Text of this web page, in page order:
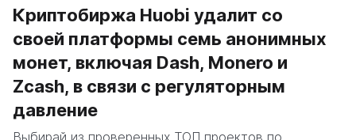
Криптобиржа Huobi удалит со
своей платформы семь анонимных
монет, включая Dash, Monero и
Zcash, в связи с регуляторным
давление
Выбирай из проверенных ТОП проектов по